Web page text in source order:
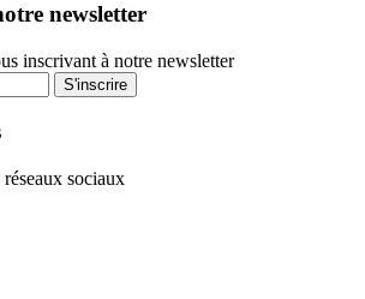
newsletter
inscrivant à notre newsletter
S'inscrire
sociaux